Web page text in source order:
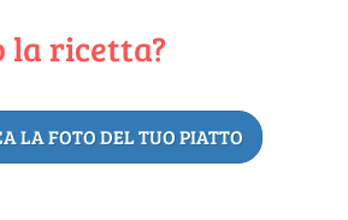
la ricetta?
LA FOTO DEL TUO PIATTO